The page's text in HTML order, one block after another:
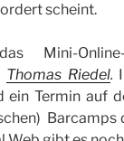
scheint.
Mini-Online-
Thomas Riedel.
ein Termin auf
Barcamps